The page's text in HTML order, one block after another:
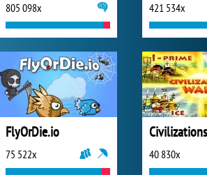
805 098x 421 534x
FlyOrDie.io
75 522x 40 830x